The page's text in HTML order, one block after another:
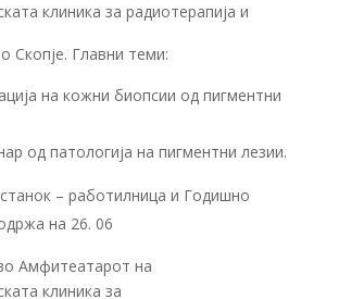
клиника за радиотерапија и
Скопје. Главни теми:
на кожни биопсии од пигментни
од патологија на пигментни лезии.
– работилница и Годишно
на 26. 06
Амфитеатарот на
клиника за